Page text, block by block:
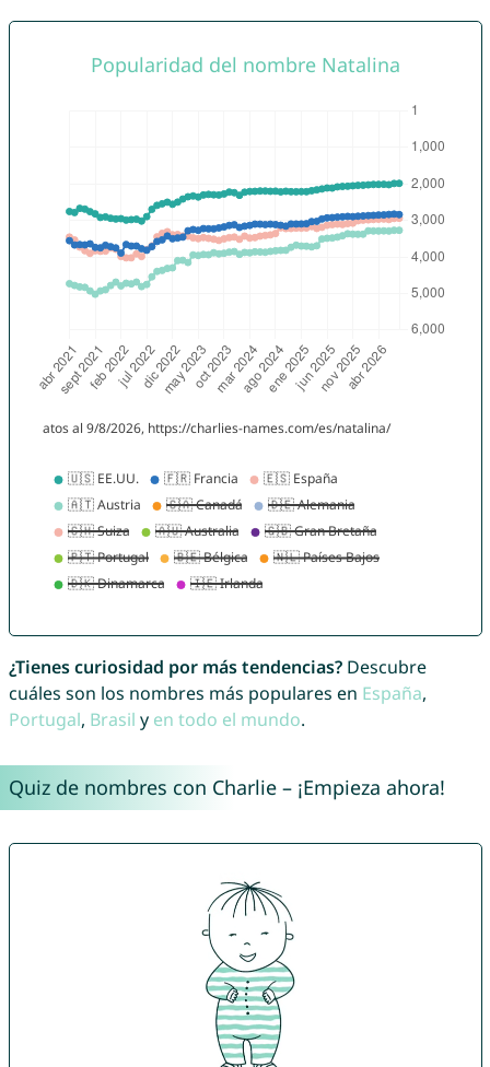
¿Tienes curiosidad por más tendencias?Descubre
cuáles son los nombres más populares en España,
Portugal, Brasil y en todo el mundo.
Quiz de nombres con Charlie – ¡Empieza ahora!